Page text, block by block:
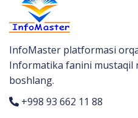
InfoMaster platformasi
Informatika fanini mustaqil
boshlang.
+998 93 662 11 88